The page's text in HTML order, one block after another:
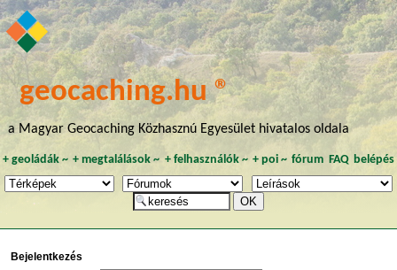
geocaching.hu ®
a Magyar Geocaching Közhasznú Egyesület hivatalos oldala
+ geoládák~ +megtalálások ~ + felhasználók~ + poi~ fórum FAQ belépés
Bejelentkezés